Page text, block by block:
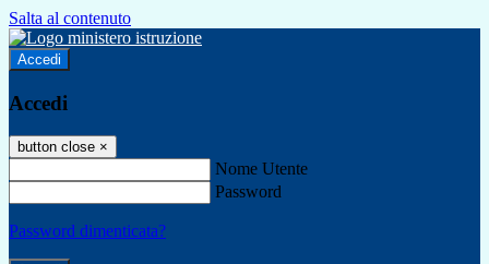
Salta al contenuto
Accedi
Accedi
button close ×
Nome Utente
Password
Password dimenticata?